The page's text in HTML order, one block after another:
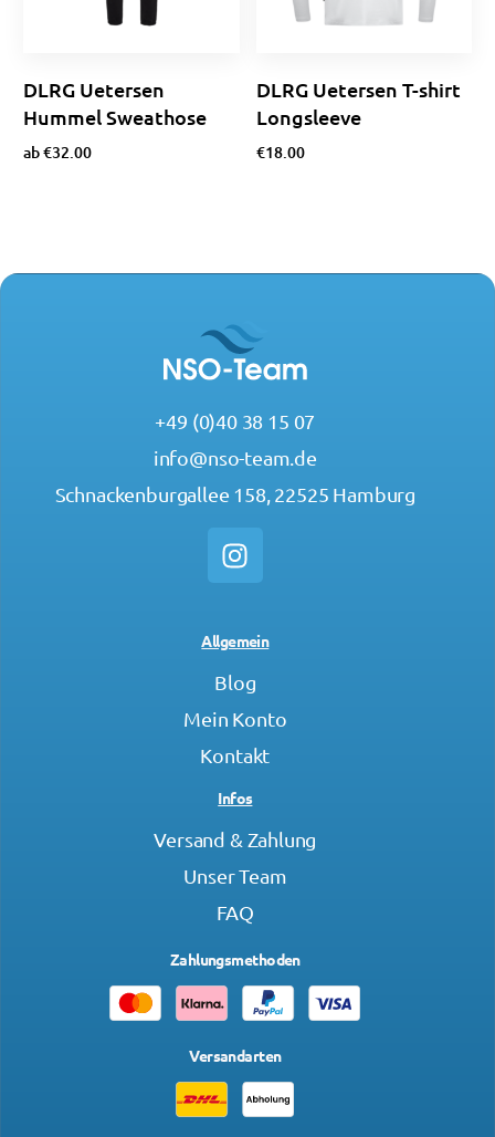
DLRG Uetersen
Hummel Sweathose
ab€32.00
DLRG Uetersen T-shirt
Longsleeve
€18.00
+49 (0)40 38 15 07
info@nso-team.de
Schnackenburgallee 158, 22525 Hamburg
Allgemein
Blog
Mein Konto
Kontakt
Infos
Versand & Zahlung
Unser Team
FAQ
Zahlungsmethoden
Versandarten